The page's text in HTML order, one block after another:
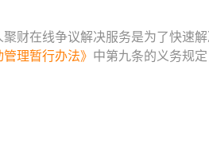
聚财在线争议解决服务是为了快速
管理暂行办法》 中第九条的义务规